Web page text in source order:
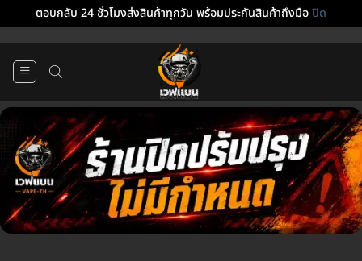
ตอบกลับ 24 ชั่วโมงส่งสินค้าทุกวัน พร้อมประกันสินค้าถึงมือปิด